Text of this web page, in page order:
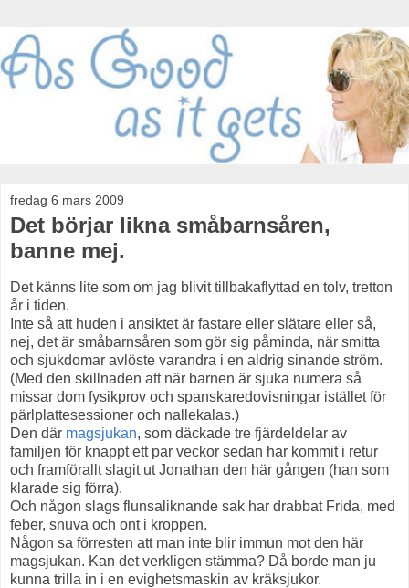
fredag 6 mars 2009
Det börjar likna småbarnsåren,
banne mej.
Det känns lite som om jag blivit tillbakaflyttad en tolv, tretton
år i tiden.
Inte så att huden i ansiktet är fastare eller slätare eller så,
nej, det är småbarnsåren som gör sig påminda, när smitta
och sjukdomar avlöste varandra i en aldrig sinande ström.
(Med den skillnaden att när barnen är sjuka numera så
missar dom fysikprov och spanskaredovisningar istället för
pärlplattesessioner och nallekalas.)
Den där magsjukan, som däckade tre fjärdeldelar av
familjen för knappt ett par veckor sedan har kommit i retur
och framförallt slagit ut Jonathan den här gången (han som
klarade sig förra).
Och någon slags flunsaliknande sak har drabbat Frida, med
feber, snuva och ont i kroppen.
Någon sa förresten att man inte blir immun mot den här
magsjukan. Kan det verkligen stämma? Då borde man ju
kunna trilla in i en evighetsmaskin av kräksjukor.